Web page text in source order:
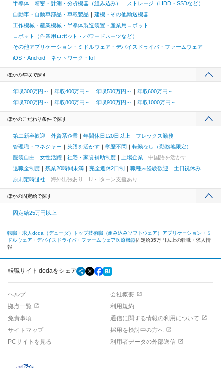
半導体
精密・計測・分析機器（組み込み）
ストレージ（HDD・SSDなど）
自動車・自動車部品・車載製品
建機・その他輸送機器
工作機械・産業機械・半導体製造装置・産業用ロボット
ロボット（作業用ロボット・パワードスーツなど）
その他アプリケーション・ミドルウェア・デバイスドライバ・ファームウェア
iOS・Android
ネットワーク・IoT
ほかの年収で探す
年収300万円～ 年収400万円～ 年収500万円～
年収600万円～
年収700万円～
年収800万円～ 年収900万円～ 年収1000万円～
ほかのこだわり条件で探す
第二新卒歓迎 外資系企業 年間休日120日以上
フレックス勤務
管理職・マネジャー
英語を活かす 学歴不問
転勤なし（勤務地限定）
服装自由
女性活躍 社宅・家賃補助制度 上場企業
中国語を活かす
退職金制度
残業20時間未満 完全週休2日制 職種未経験歓迎
土日祝休み
原則定時退社
海外出張あり U・Iターン支援あり
ほかの固定給で探す
固定給25万円以上
転職・求人doda（デューダ）トップ技術職（組み込みソフトウェア） アプリケーション・ミ
ドルウェア・デバイスドライバ・ファームウェア医療機器固定給35万円以上の転職・求人情
報
転職サイト dodaをシェア
ヘルプ
会社概要
拠点一覧
利用規約
免責事項
通信に関する情報の利用について
サイトマップ
採用を検討中の方へ
PCサイトを見る
利用者データの外部送信